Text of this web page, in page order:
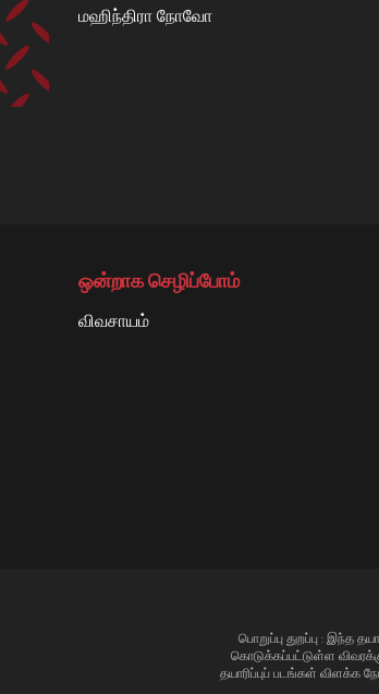
மஹிந்திரா நோவோ
ஒன்றாக செழிப்போம்
விவசாயம்
பொறுப்பு துறப்பு : இந்த
கொடுக்கப்பட்டுள்ள
தயாரிப்புப் படங்கள் விளக்க